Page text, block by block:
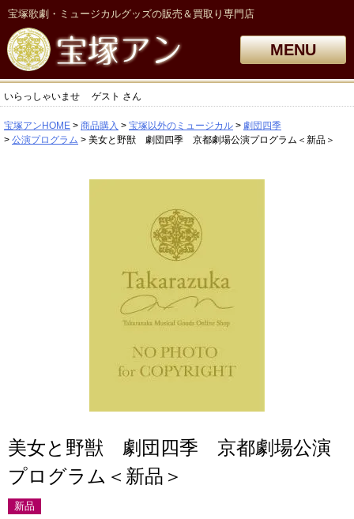
宝塚歌劇・ミュージカルグッズの販売＆買取り専門店
MENU
いらっしゃいませ ゲスト さん
宝塚アンHOME 商品購入 宝塚以外のミュージカル
劇団四季
公演プログラム
美女と野獣 劇団四季 京都劇場公演プログラム＜新品＞
美女と野獣 劇団四季 京都劇場公演
プログラム＜新品＞
新品